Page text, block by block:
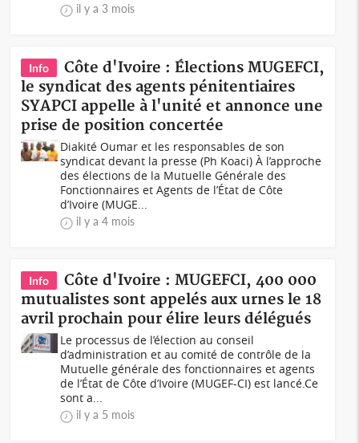
il y a 3 mois
Info
Côte d'Ivoire : Élections MUGEFCI,
le syndicat des agents pénitentiaires
SYAPCI appelle à l'unité et annonce une
prise de position concertée
Diakité Oumar et les responsables de son
syndicat devant la presse (Ph Koaci) À l’approche
des élections de la Mutuelle Générale des
Fonctionnaires et Agents de l’État de Côte
d’Ivoire (MUGE...
il y a 4 mois
Info
Côte d'Ivoire : MUGEFCI, 400 000
mutualistes sont appelés aux urnes le 18
avril prochain pour élire leurs délégués
Le processus de l’élection au conseil
d’administration et au comité de contrôle de la
Mutuelle générale des fonctionnaires et agents
de l’État de Côte d’Ivoire (MUGEF-CI) est lancé.Ce
sont a...
il y a 5 mois